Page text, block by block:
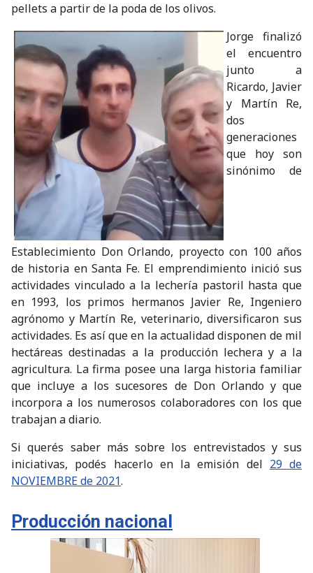
pellets a partir de la poda de los olivos.
Jorge finalizó
el encuentro
junto a
Ricardo, Javier
y Martín Re,
dos
generaciones
que hoy son
sinónimo de
Establecimiento Don Orlando, proyecto con 100 años
de historia en Santa Fe. El emprendimiento inició sus
actividades vinculado a la lechería pastoril hasta que
en 1993, los primos hermanos Javier Re, Ingeniero
agrónomo y Martín Re, veterinario, diversificaron sus
actividades. Es así que en la actualidad disponen de mil
hectáreas destinadas a la producción lechera y a la
agricultura. La firma posee una larga historia familiar
que incluye a los sucesores de Don Orlando y que
incorpora a los numerosos colaboradores con los que
trabajan a diario.
Si querés saber más sobre los entrevistados y sus
iniciativas, podés hacerlo en la emisión del 29 de
NOVIEMBRE de 2021.
Producción nacional